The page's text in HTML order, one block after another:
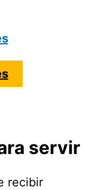
servir
recibir